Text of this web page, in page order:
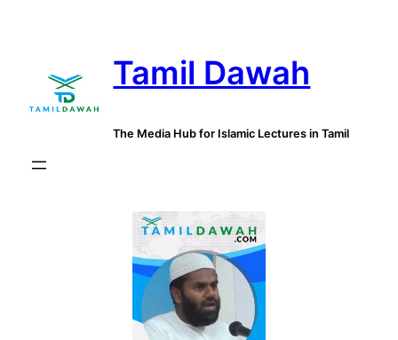
Tamil Dawah
The Media Hub for Islamic Lectures in Tamil